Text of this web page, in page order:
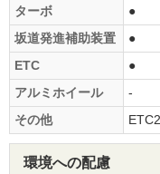
ターボ
●
坂道発進補助装置
●
ETC
●
アルミホイール
-
その他
環境への配慮